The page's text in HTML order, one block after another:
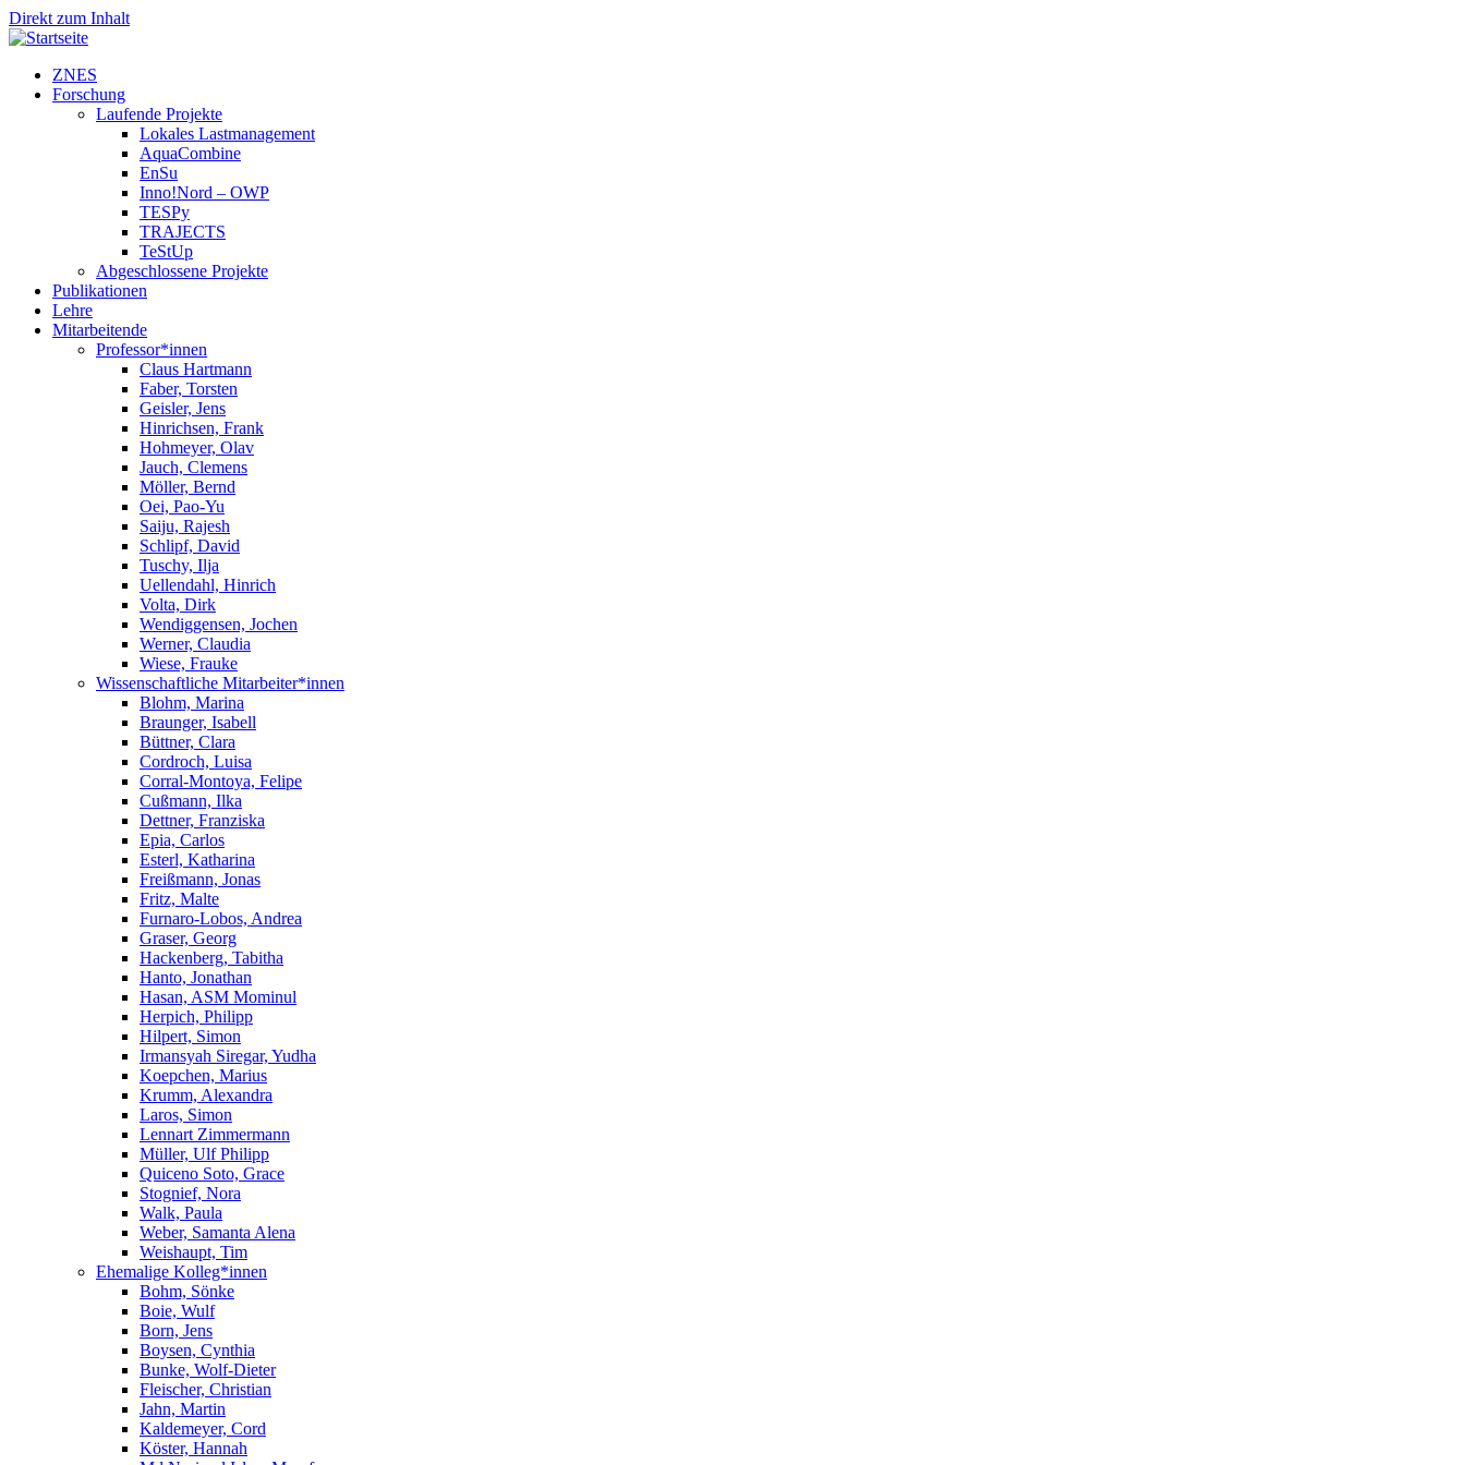
Direkt zum Inhalt
ZNES
Forschung
Laufende Projekte
Lokales Lastmanagement
AquaCombine
EnSu
Inno!Nord – OWP
TESPy
TRAJECTS
TeStUp
Abgeschlossene Projekte
Publikationen
Lehre
Mitarbeitende
Professor*innen
Claus Hartmann
Faber, Torsten
Geisler, Jens
Hinrichsen, Frank
Hohmeyer, Olav
Jauch, Clemens
Möller, Bernd
Oei, Pao-Yu
Saiju, Rajesh
Schlipf, David
Tuschy, Ilja
Uellendahl, Hinrich
Volta, Dirk
Wendiggensen, Jochen
Werner, Claudia
Wiese, Frauke
Wissenschaftliche Mitarbeiter*innen
Blohm, Marina
Braunger, Isabell
Büttner, Clara
Cordroch, Luisa
Corral-Montoya, Felipe
Cußmann, Ilka
Dettner, Franziska
Epia, Carlos
Esterl, Katharina
Freißmann, Jonas
Fritz, Malte
Furnaro-Lobos, Andrea
Graser, Georg
Hackenberg, Tabitha
Hanto, Jonathan
Hasan, ASM Mominul
Herpich, Philipp
Hilpert, Simon
Irmansyah Siregar, Yudha
Koepchen, Marius
Krumm, Alexandra
Laros, Simon
Lennart Zimmermann
Müller, Ulf Philipp
Quiceno Soto, Grace
Stognief, Nora
Walk, Paula
Weber, Samanta Alena
Weishaupt, Tim
Ehemalige Kolleg*innen
Bohm, Sönke
Boie, Wulf
Born, Jens
Boysen, Cynthia
Bunke, Wolf-Dieter
Fleischer, Christian
Jahn, Martin
Kaldemeyer, Cord
Köster, Hannah